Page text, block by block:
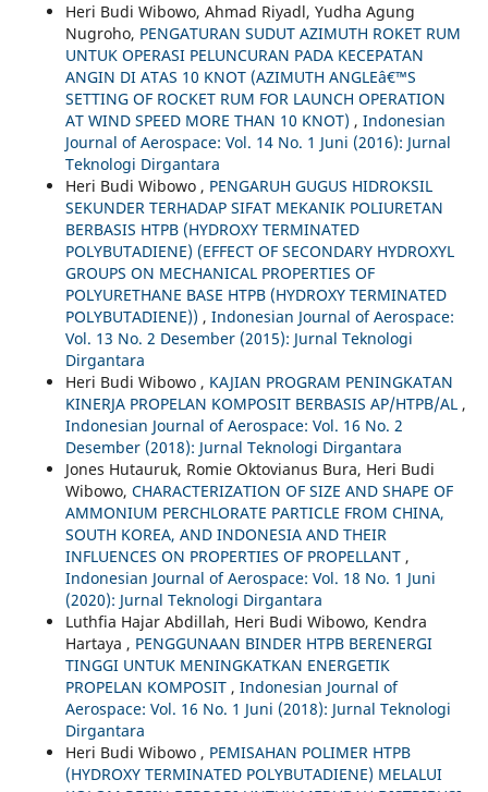
Heri Budi Wibowo, Ahmad Riyadl, Yudha Agung
Nugroho, PENGATURAN SUDUT AZIMUTH ROKET RUM
UNTUK OPERASI PELUNCURAN PADA KECEPATAN
ANGIN DI ATAS 10 KNOT (AZIMUTH ANGLEâ€™S
SETTING OF ROCKET RUM FOR LAUNCH OPERATION
AT WIND SPEED MORE THAN 10 KNOT) , Indonesian
Journal of Aerospace: Vol. 14 No. 1 Juni (2016): Jurnal
Teknologi Dirgantara
Heri Budi Wibowo , PENGARUH GUGUS HIDROKSIL
SEKUNDER TERHADAP SIFAT MEKANIK POLIURETAN
BERBASIS HTPB (HYDROXY TERMINATED
POLYBUTADIENE) (EFFECT OF SECONDARY HYDROXYL
GROUPS ON MECHANICAL PROPERTIES OF
POLYURETHANE BASE HTPB (HYDROXY TERMINATED
POLYBUTADIENE)) , Indonesian Journal of Aerospace:
Vol. 13 No. 2 Desember (2015): Jurnal Teknologi
Dirgantara
Heri Budi Wibowo , KAJIAN PROGRAM PENINGKATAN
KINERJA PROPELAN KOMPOSIT BERBASIS AP/HTPB/AL ,
Indonesian Journal of Aerospace: Vol. 16 No. 2
Desember (2018): Jurnal Teknologi Dirgantara
Jones Hutauruk, Romie Oktovianus Bura, Heri Budi
Wibowo, CHARACTERIZATION OF SIZE AND SHAPE OF
AMMONIUM PERCHLORATE PARTICLE FROM CHINA,
SOUTH KOREA, AND INDONESIA AND THEIR
INFLUENCES ON PROPERTIES OF PROPELLANT ,
Indonesian Journal of Aerospace: Vol. 18 No. 1 Juni
(2020): Jurnal Teknologi Dirgantara
Luthfia Hajar Abdillah, Heri Budi Wibowo, Kendra
Hartaya , PENGGUNAAN BINDER HTPB BERENERGI
TINGGI UNTUK MENINGKATKAN ENERGETIK
PROPELAN KOMPOSIT , Indonesian Journal of
Aerospace: Vol. 16 No. 1 Juni (2018): Jurnal Teknologi
Dirgantara
Heri Budi Wibowo , PEMISAHAN POLIMER HTPB
(HYDROXY TERMINATED POLYBUTADIENE) MELALUI